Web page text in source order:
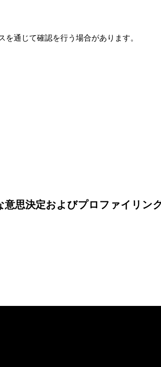
通じて確認を行う場合があります。
思決定およびプロファイリン